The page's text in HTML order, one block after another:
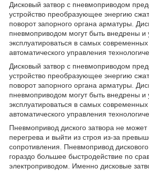
Дисковый затвор с пневмоприводом
устройство преобразующее энергию
поворот запорного органа арматуры.
пневмоприводом могут быть внедрены и
эксплуатироваться в самых
автоматического управления
Дисковый затвор с пневмоприводом
устройство преобразующее энергию
поворот запорного органа арматуры.
пневмоприводом могут быть внедрены и
эксплуатироваться в самых
автоматического управления
Пневмопривод диского затвора не может
перегрева и выйти из строя из-за
сопротивления. Пневмопривод
гораздо большее быстродействие по
электроприводом. Именно дисковые